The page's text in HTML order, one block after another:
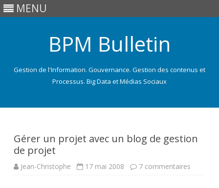
MENU
BPM Bulletin
Gestion de l'Information. Gouvernance. Gestion des contenus et
Processus. Big Data et Médias Sociaux
Gérer un projet avec un blog de gestion
de projet
Jean-Christophe 17 mai 2008 7 commentaires